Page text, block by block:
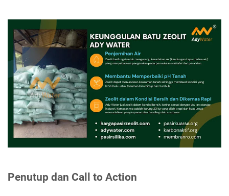
Penutup dan Call to Action